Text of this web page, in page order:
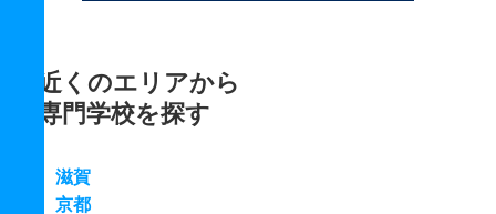
近くのエリアから
専門学校を探す
滋賀
京都